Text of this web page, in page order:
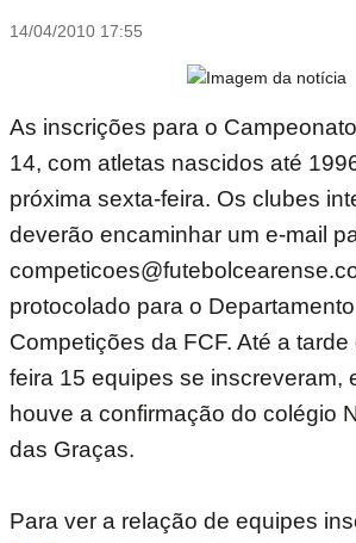
14/04/2010 17:55
As inscrições para o
14, com atletas nascidos até
próxima sexta-feira. Os clubes
deverão encaminhar um e-mail
protocolado para o
Competições da FCF. Até a
feira 15 equipes se inscreveram,
houve a confirmação do colégio
das Graças.
Para ver a relação de equipes